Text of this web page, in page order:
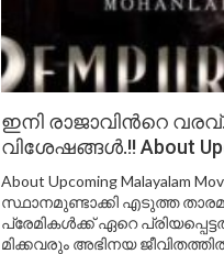
ഇനി രാജാവിൻറെ
വിശേഷങ്ങൾ.!! About
About Upcoming
സ്ഥാനമുണ്ടാക്കി എടുത്ത
പ്രേമികൾക്ക് ഏറെ
മിക്കവരും അഭിനയ